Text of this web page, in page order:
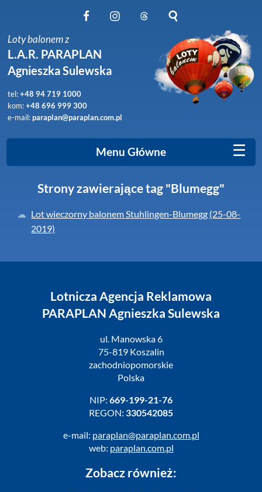
Obserwuj nas na Instagram
Obserwuj nas na Threads
Szukaj na stronie
Loty balonem z
L.A.R. PARAPLAN
Agnieszka Sulewska
tel:+48 94 719 1000
kom:+48 696 999 300
e-mail:paraplan@paraplan.com.pl
Menu Główne ☰
Strony zawierające tag "Blumegg"
Lot wieczorny balonem Stuhlingen-Blumegg (25-08-
2019)
Lotnicza Agencja Reklamowa
PARAPLAN Agnieszka Sulewska
ul. Manowska 6
75-819 Koszalin
zachodniopomorskie
Polska
NIP: 669-199-21-76
REGON: 330542085
e-mail: paraplan@paraplan.com.pl
web: paraplan.com.pl
Zobacz również: